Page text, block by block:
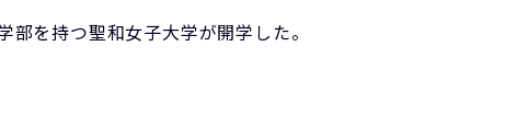
を持つ聖和女子大学が開学した。